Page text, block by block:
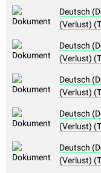
Deutsch
(Verlust)
Deutsch
(Verlust)
Deutsch
(Verlust)
Deutsch
(Verlust)
Deutsch
(Verlust)